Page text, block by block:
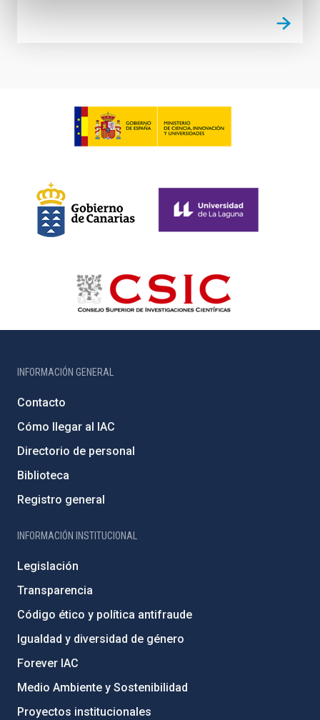
INFORMACIÓN GENERAL
Contacto
Cómo llegar al IAC
Directorio de personal
Biblioteca
Registro general
INFORMACIÓN INSTITUCIONAL
Legislación
Transparencia
Código ético y política antifraude
Igualdad y diversidad de género
Forever IAC
Medio Ambiente y Sostenibilidad
Proyectos institucionales